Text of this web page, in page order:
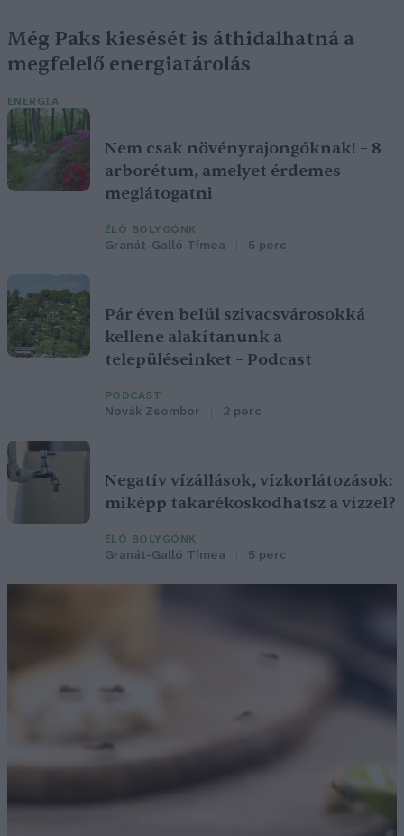
Még Paks kiesését is áthidalhatná a
megfelelő energiatárolás
ENERGIA
Nem csak növényrajongóknak! – 8
arborétum, amelyet érdemes
meglátogatni
ÉLŐ BOLYGÓNK
Granát-Galló Tímea 5 perc
Pár éven belül szivacsvárosokká
kellene alakítanunk a
településeinket – Podcast
PODCAST
Novák Zsombor 2 perc
Negatív vízállások, vízkorlátozások:
miképp takarékoskodhatsz a vízzel?
ÉLŐ BOLYGÓNK
Granát-Galló Tímea 5 perc